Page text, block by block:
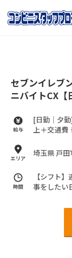
セブンイレブ
ニバイトCX【
給与
[日勤｜夕
上＋交通費
エリア 埼玉県 戸
時間
【シフト
事をしたい